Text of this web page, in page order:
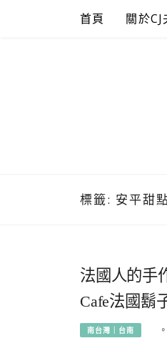
首頁 關於CJ
標籤: 安平甜
法國人的手
Cafe法國鬍
南台灣｜台南